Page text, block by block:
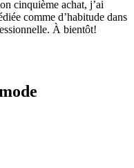
cinquième achat, j’ai
comme d’habitude dans
À bientôt!